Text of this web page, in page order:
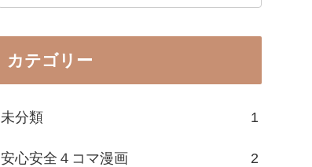
カテゴリー
未分類 1
安心安全４コマ漫画 2